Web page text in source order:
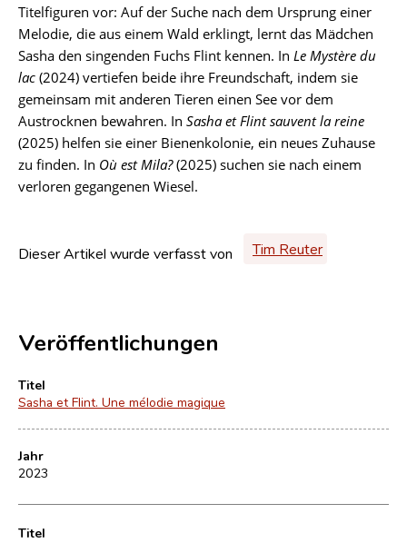
Titelfiguren vor: Auf der Suche nach dem Ursprung einer
Melodie, die aus einem Wald erklingt, lernt das Mädchen
Sasha den singenden Fuchs Flint kennen. In Le Mystère du
lac (2024) vertiefen beide ihre Freundschaft, indem sie
gemeinsam mit anderen Tieren einen See vor dem
Austrocknen bewahren. In Sasha et Flint sauvent la reine
(2025) helfen sie einer Bienenkolonie, ein neues Zuhause
zu finden. In Où est Mila?(2025) suchen sie nach einem
verloren gegangenen Wiesel.
Dieser Artikel wurde verfasst von Tim Reuter
Veröffentlichungen
Titel
Sasha et Flint. Une mélodie magique
Jahr
2023
Titel